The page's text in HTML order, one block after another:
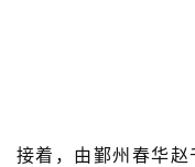
接着，由鄞州春华